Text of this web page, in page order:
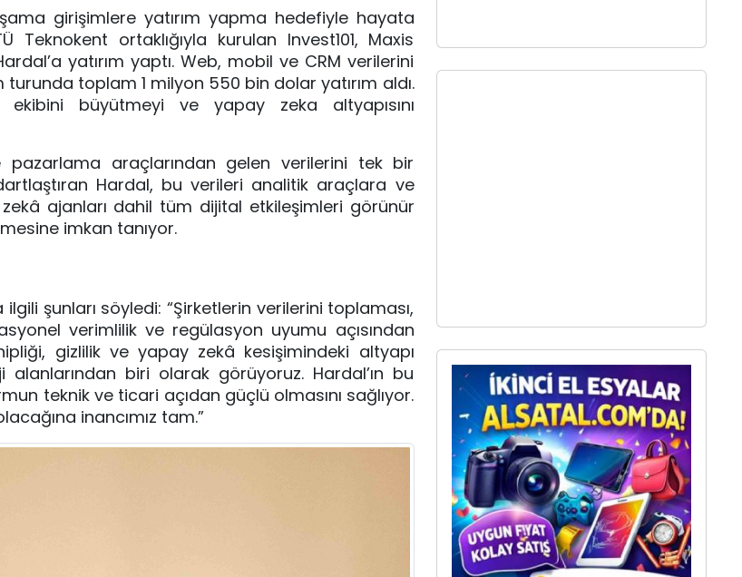
girişimlere yatırım yapma hedefiyle hayata
ortaklığıyla kurulan Invest101, Maxis
yatırım yaptı. Web, mobil ve CRM verilerini
toplam 1 milyon 550 bin dolar yatırım aldı.
büyütmeyi ve yapay zeka altyapısını
pazarlama araçlarından gelen verilerini tek bir
Hardal, bu verileri analitik araçlara ve
ajanları dahil tüm dijital etkileşimleri görünür
imkan tanıyor.
şunları söyledi: “Şirketlerin verilerini toplaması,
verimlilik ve regülasyon uyumu açısından
gizlilik ve yapay zekâ kesişimindeki altyapı
biri olarak görüyoruz. Hardal’ın bu
teknik ve ticari açıdan güçlü olmasını sağlıyor.
inancımız tam.”